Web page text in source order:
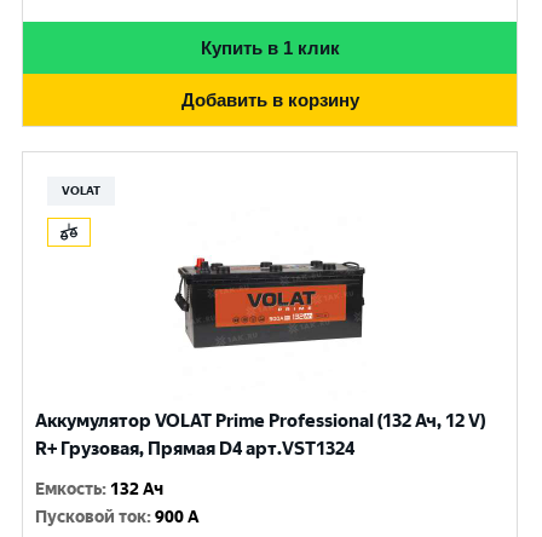
Купить в 1 клик
Добавить в корзину
VOLAT
Аккумулятор VOLAT Prime Professional (132 Ач, 12 V)
R+ Грузовая, Прямая D4 арт.VST1324
Емкость: 132 Ач
Пусковой ток:900 A